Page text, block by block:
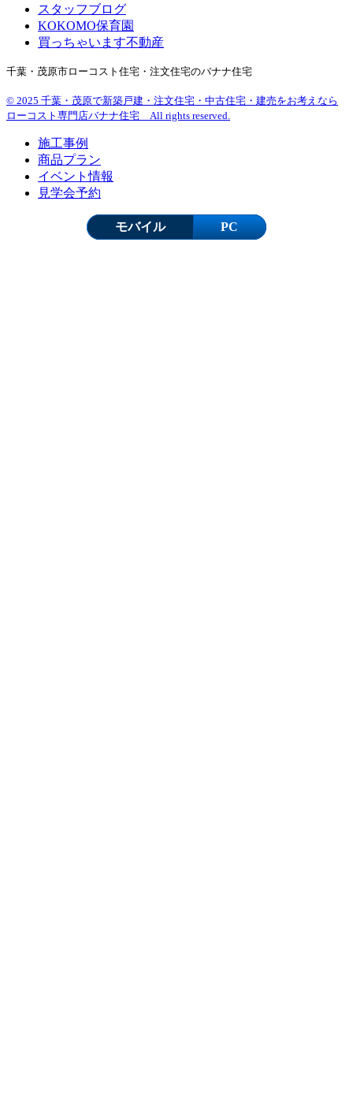
スタッフブログ
KOKOMO保育園
買っちゃいます不動産
千葉・茂原市ローコスト住宅・注文住宅のバナナ住宅
© 2025 千葉・茂原で新築戸建・注文住宅・中古住宅・建売をお考えなら
ローコスト専門店バナナ住宅 All rights reserved.
施工事例
商品プラン
イベント情報
見学会予約
モバイル PC